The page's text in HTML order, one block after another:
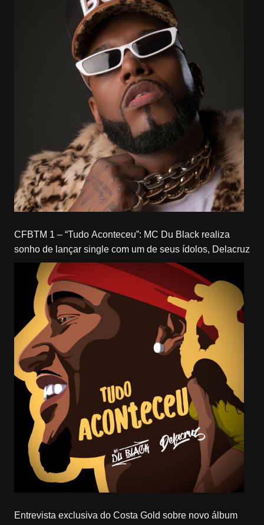
CFBTM 1 – “Tudo Aconteceu”: MC Du Black realiza
sonho de lançar single com um de seus ídolos, Delacruz
Entrevista exclusiva do Costa Gold sobre novo álbum